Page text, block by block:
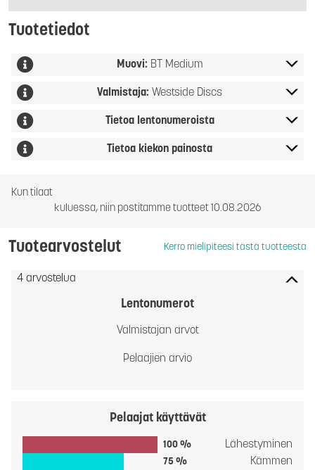
Tuotetiedot
Muovi: BT Medium
Valmistaja: Westside Discs
Tietoa lentonumeroista
Tietoa kiekon painosta
Kun tilaat
kuluessa, niin postitamme tuotteet 10.08.2026
Tuotearvostelut Kerro mielipiteesi tästä tuotteesta
4 arvostelua
Lentonumerot
Valmistajan arvot
Pelaajien arvio
Pelaajat käyttävät
100 % Lähestyminen
75 % Kämmen